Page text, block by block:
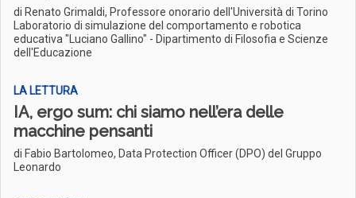
di Renato Grimaldi, Professore onorario dell'Università di Torino
Laboratorio di simulazione del comportamento e robotica
educativa "Luciano Gallino" - Dipartimento di Filosofia e Scienze
dell'Educazione
LA LETTURA
IA, ergo sum: chi siamo nell’era delle
macchine pensanti
di Fabio Bartolomeo, Data Protection Officer (DPO) del Gruppo
Leonardo